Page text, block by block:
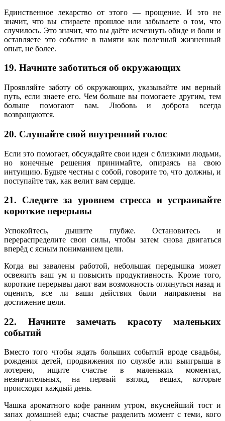
Единственное лекарство от этого — прощение. И это не
значит, что вы стираете прошлое или забываете о том, что
случилось. Это значит, что вы даёте исчезнуть обиде и боли и
оставляете это событие в памяти как полезный жизненный
опыт, не более.
19. Начните заботиться об окружающих
Проявляйте заботу об окружающих, указывайте им верный
путь, если знаете его. Чем больше вы помогаете другим, тем
больше помогают вам. Любовь и доброта всегда
возвращаются.
20. Слушайте свой внутренний голос
Если это помогает, обсуждайте свои идеи с близкими людьми,
но конечные решения принимайте, опираясь на свою
интуицию. Будьте честны с собой, говорите то, что должны, и
поступайте так, как велит вам сердце.
21. Следите за уровнем стресса и устраивайте
короткие перерывы
Успокойтесь, дышите глубже. Остановитесь и
перераспределите свои силы, чтобы затем снова двигаться
вперёд с ясным пониманием цели.
Когда вы завалены работой, небольшая передышка может
освежить ваш ум и повысить продуктивность. Кроме того,
короткие перерывы дают вам возможность оглянуться назад и
оценить, все ли ваши действия были направлены на
достижение цели.
22. Начните замечать красоту маленьких
событий
Вместо того чтобы ждать больших событий вроде свадьбы,
рождения детей, продвижения по службе или выигрыша в
лотерею, ищите счастье в маленьких моментах,
незначительных, на первый взгляд, вещах, которые
происходят каждый день.
Чашка ароматного кофе ранним утром, вкуснейший тост и
запах домашней еды; счастье разделить момент с теми, кого